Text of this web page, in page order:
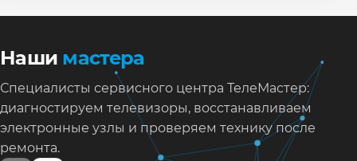
Наши мастера
Специалисты сервисного центра ТелеМастер:
диагностируем телевизоры, восстанавливаем
электронные узлы и проверяем технику после
ремонта.